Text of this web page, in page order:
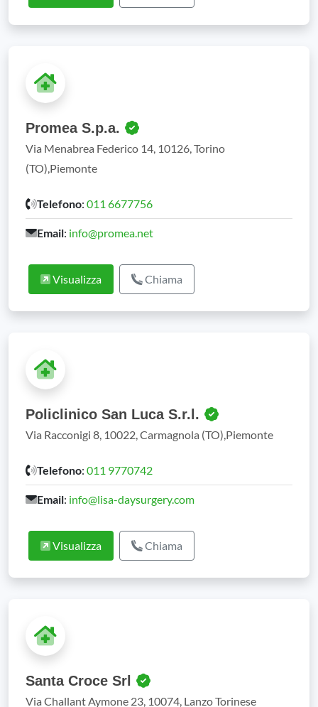
Promea S.p.a.
Via Menabrea Federico 14, 10126, Torino
(TO),Piemonte
Telefono: 011 6677756
Email: info@promea.net
Visualizza Chiama
Policlinico San Luca S.r.l.
Via Racconigi 8, 10022, Carmagnola (TO),Piemonte
Telefono: 011 9770742
Email: info@lisa-daysurgery.com
Visualizza Chiama
Santa Croce Srl
Via Challant Aymone 23, 10074, Lanzo Torinese